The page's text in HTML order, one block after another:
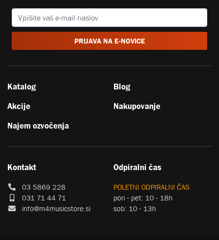
PRIJAVA NA E-NOVICE
Katalog
Akcije
Najem ozvočenja
Blog
Nakupovanje
Kontakt
03 5869 228
031 71 44 71
info@m4musicstore.si
Odpiralni čas
POLETNI ODPIRALNI ČAS
pon - pet: 10 - 18h
sob: 10 - 13h